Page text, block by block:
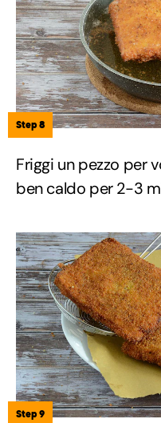
Step 8
Friggi un pezzo per
ben caldo per 2-3
Step 9